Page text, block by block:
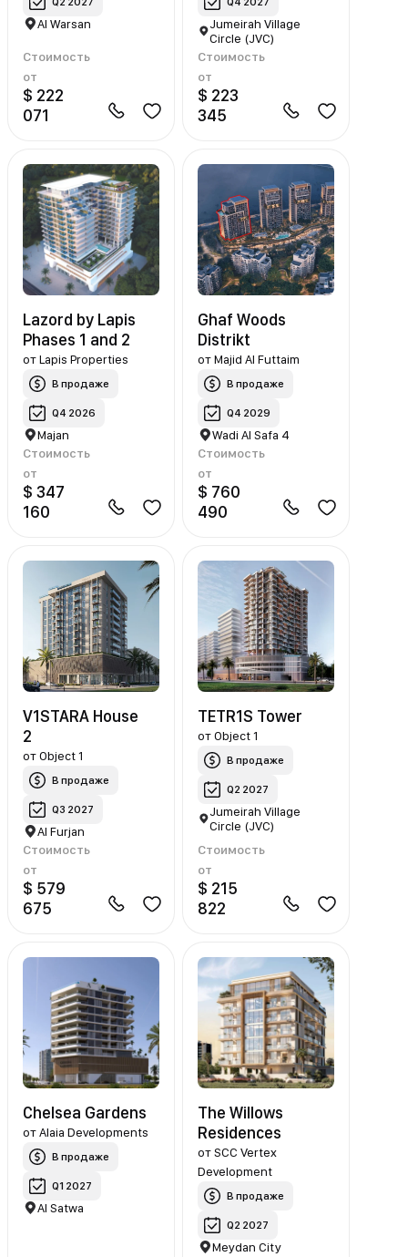
Al Warsan
Стоимость
от
$ 222
071
Jumeirah Village
Circle (JVC)
Стоимость
от
$ 223
345
Lazord by Lapis
Phases 1 and 2
отLapis Properties
В продаже
Q4 2026
Majan
Стоимость
от
$ 347
160
Ghaf Woods
Distrikt
отMajid Al Futtaim
В продаже
Q4 2029
Wadi Al Safa 4
Стоимость
от
$ 760
490
V1STARA House
2
отObject 1
В продаже
Q3 2027
Al Furjan
Стоимость
от
$ 579
675
TETR1S Tower
отObject 1
В продаже
Q2 2027
Jumeirah Village
Circle (JVC)
Стоимость
от
$ 215
822
Chelsea Gardens
отAlaia Developments
В продаже
Q1 2027
Al Satwa
The Willows
Residences
отSCC Vertex
Development
В продаже
Q2 2027
Meydan City